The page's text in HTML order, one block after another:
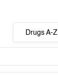
Drugs A-Z